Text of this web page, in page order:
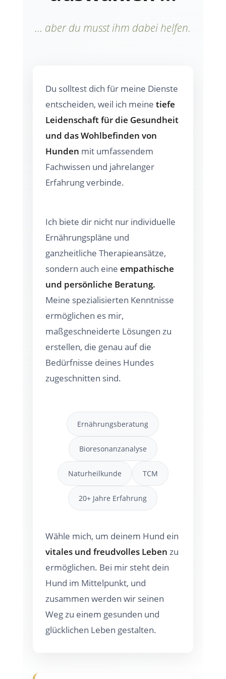
… aber du musst ihm dabei helfen.
Du solltest dich für meine Dienste
entscheiden, weil ich meine tiefe
Leidenschaft für die Gesundheit
und das Wohlbefinden von
Hunden mit umfassendem
Fachwissen und jahrelanger
Erfahrung verbinde.
Ich biete dir nicht nur individuelle
Ernährungspläne und
ganzheitliche Therapieansätze,
sondern auch eine empathische
und persönliche Beratung.
Meine spezialisierten Kenntnisse
ermöglichen es mir,
maßgeschneiderte Lösungen zu
erstellen, die genau auf die
Bedürfnisse deines Hundes
zugeschnitten sind.
Ernährungsberatung
Bioresonanzanalyse
Naturheilkunde TCM
20+ Jahre Erfahrung
Wähle mich, um deinem Hund ein
vitales und freudvolles Leben zu
ermöglichen. Bei mir steht dein
Hund im Mittelpunkt, und
zusammen werden wir seinen
Weg zu einem gesunden und
glücklichen Leben gestalten.